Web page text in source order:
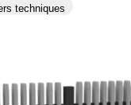
techniques